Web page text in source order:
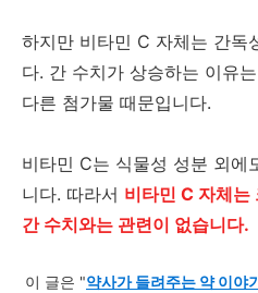
하지만 비타민 C 자체는 간독
다. 간 수치가 상승하는 이유
다른 첨가물 때문입니다.
비타민 C는 식물성 성분 외에
니다. 따라서 비타민 C 자체는
간 수치와는 관련이 없습니다.
이 글은 "약사가 들려주는 약 이야기